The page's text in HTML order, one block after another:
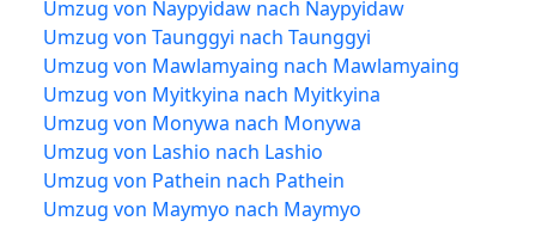
Umzug von Naypyidaw nach Naypyidaw
Umzug von Taunggyi nach Taunggyi
Umzug von Mawlamyaing nach Mawlamyaing
Umzug von Myitkyina nach Myitkyina
Umzug von Monywa nach Monywa
Umzug von Lashio nach Lashio
Umzug von Pathein nach Pathein
Umzug von Maymyo nach Maymyo